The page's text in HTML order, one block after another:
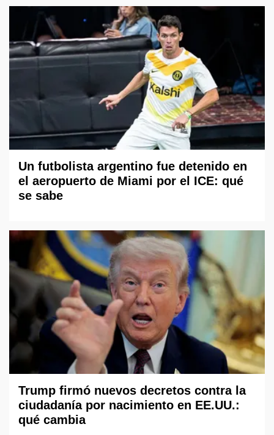
Un futbolista argentino fue detenido en
el aeropuerto de Miami por el ICE: qué
se sabe
Trump firmó nuevos decretos contra la
ciudadanía por nacimiento en EE.UU.:
qué cambia